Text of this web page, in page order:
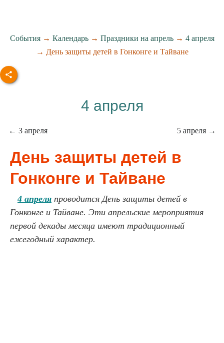
События→ Календарь→ Праздники на апрель→ 4 апреля
→ День защиты детей в Гонконге и Тайване
4 апреля
← 3 апреля 5 апреля →
День защиты детей в
Гонконге и Тайване
4 апреля проводится День защиты детей в
Гонконге и Тайване. Эти апрельские мероприятия
первой декады месяца имеют традиционный
ежегодный характер.